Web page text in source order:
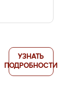
УЗНАТЬ
ПОДРОБНОСТИ